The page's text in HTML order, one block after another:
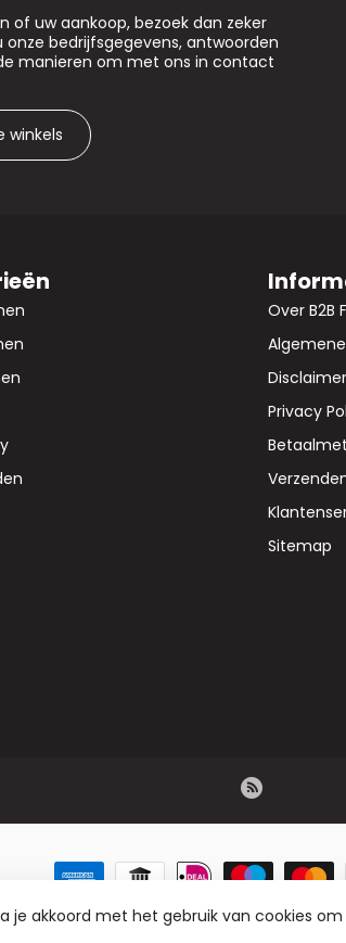
of uw aankoop, bezoek dan zeker
bedrijfsgegevens, antwoorden
manieren om met ons in contact
winkels
Over B2B
Disclaimer
Privacy
Sitemap
Flowers BV - Groothandel in
je akkoord met het gebruik van cookies